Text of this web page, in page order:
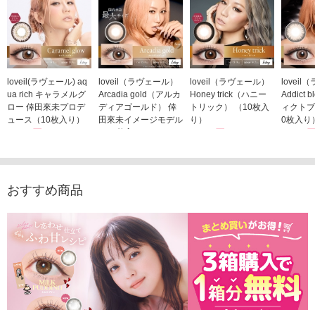
loveil(ラヴェール) aq
ua rich キャラメルグ
ロー 倖田來未プロデ
ュース（10枚入り）
loveil（ラヴェール）
Arcadia gold（アルカ
ディアゴールド） 倖
田來未イメージモデル
loveil（ラヴェール）
Honey trick（ハニー
トリック） （10枚入
り）
loveil（
Addict
ィクト
0枚入り
おすすめ商品